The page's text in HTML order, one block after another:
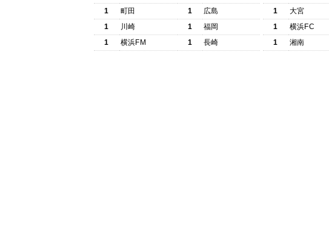
1
町田 1
広島
1
川崎 1
福岡
1
横浜FM 1 長崎
1
大宮
1
横浜FC
1
湘南